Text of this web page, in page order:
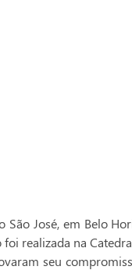
José, em Belo
realizada na
seu